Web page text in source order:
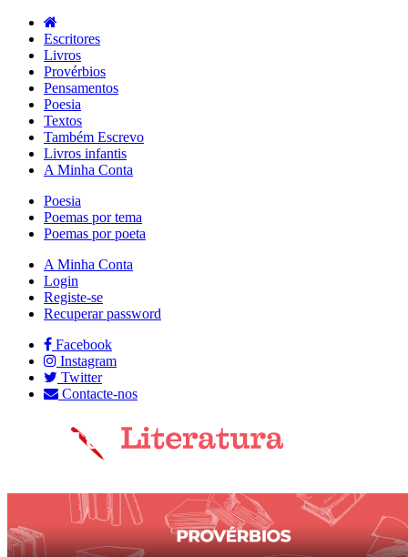
Escritores
Livros
Provérbios
Pensamentos
Poesia
Textos
Também Escrevo
Livros infantis
A Minha Conta
Poesia
Poemas por tema
Poemas por poeta
A Minha Conta
Login
Registe-se
Recuperar password
Facebook
Instagram
Twitter
Contacte-nos